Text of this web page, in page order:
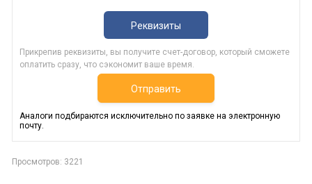
Реквизиты
Прикрепив реквизиты, вы получите счет-договор, который сможете
оплатить сразу, что сэкономит ваше время.
Отправить
Аналоги подбираются исключительно по заявке на электронную
почту.
Просмотров: 3221